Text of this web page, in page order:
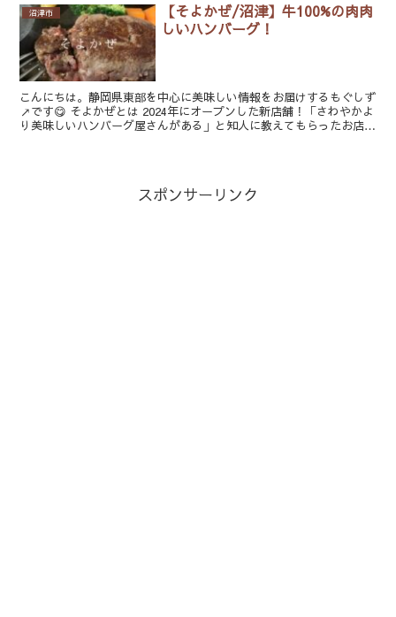
沼津市
【そよかぜ/沼津】牛100%の肉肉
しいハンバーグ！
こんにちは。静岡県東部を中心に美味しい情報をお届けするもぐしず
↗です😋 そよかぜとは 2024年にオープンした新店舗！「さわやかよ
り美味しいハンバーグ屋さんがある」と知人に教えてもらったお店が
スポンサーリンク